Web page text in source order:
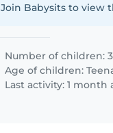
Join Babysits to view
Number of children: 3
Age of children:
Last activity: 1 month